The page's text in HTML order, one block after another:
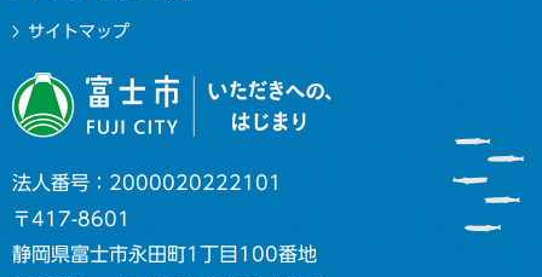
サイトマップ
法人番号：2000020222101
〒417-8601
静岡県富士市永田町1丁目100番地